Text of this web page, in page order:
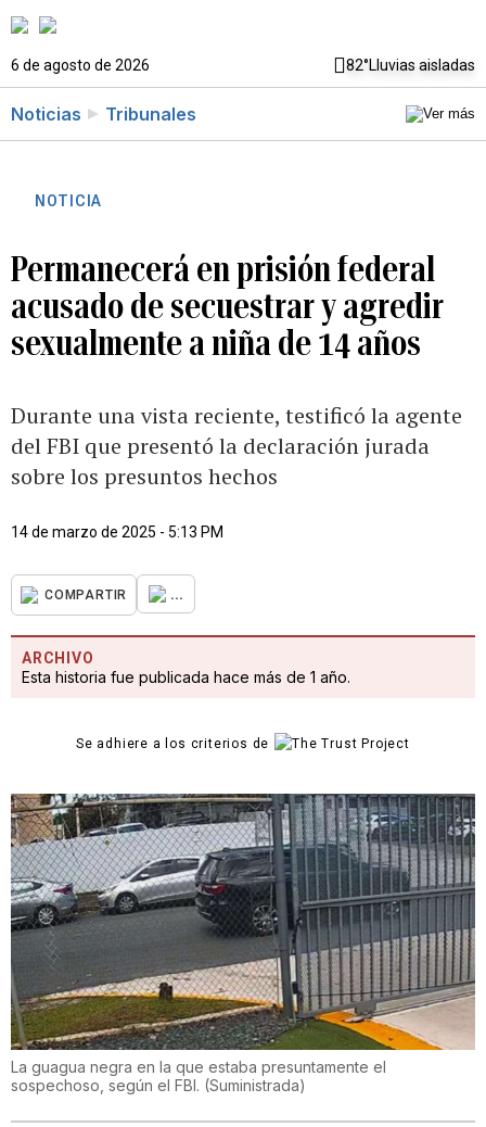
6 de agosto de 2026 82°Lluvias aisladas
Noticias Tribunales
NOTICIA
Permanecerá en prisión federal
acusado de secuestrar y agredir
sexualmente a niña de 14 años
Durante una vista reciente, testificó la agente
del FBI que presentó la declaración jurada
sobre los presuntos hechos
14 de marzo de 2025 - 5:13 PM
COMPARTIR ...
ARCHIVO
Esta historia fue publicada hace más de 1 año.
Se adhiere a los criterios de
La guagua negra en la que estaba presuntamente el
sospechoso, según el FBI. (Suministrada)